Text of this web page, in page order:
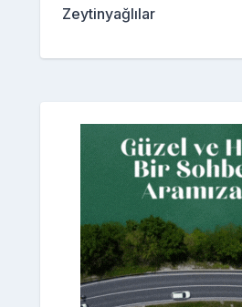
Zeytinyağlılar